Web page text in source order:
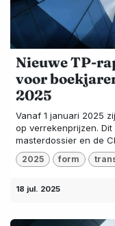
Nieuwe TP-
voor
2025
Vanaf 1 januari 2025
op verrekenprijzen.
masterdossier en de
2025 form
18 jul. 2025